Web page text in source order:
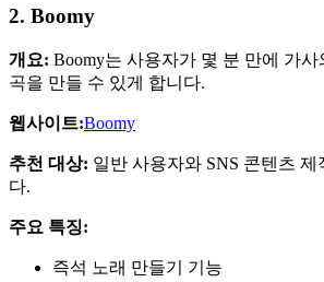
2. Boomy
개요: Boomy는 사용자가 몇 분 만에 가사
곡을 만들 수 있게 합니다.
웹사이트:Boomy
추천 대상: 일반 사용자와 SNS 콘텐츠 제
다.
주요 특징:
즉석 노래 만들기 기능